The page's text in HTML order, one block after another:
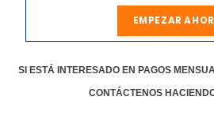
EMPEZAR
SI ESTÁ INTERESADO EN PAGOS
CONTÁCTENOS